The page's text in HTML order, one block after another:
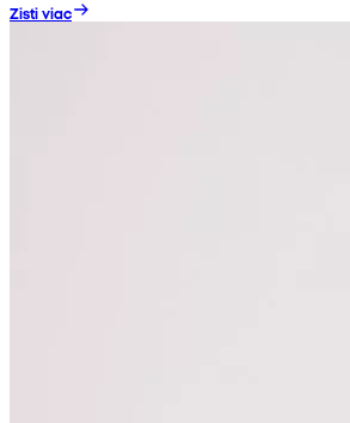
Zisti viac